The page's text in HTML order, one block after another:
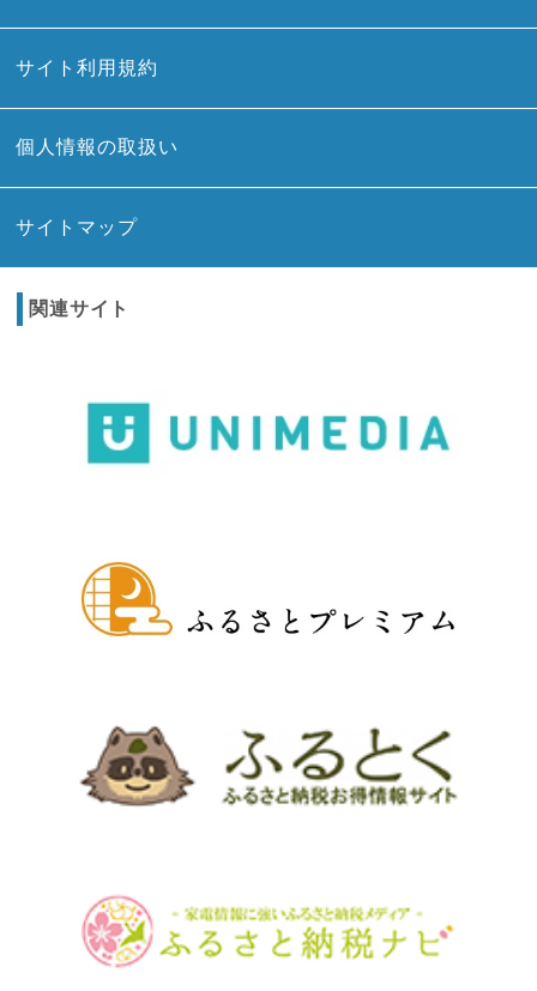
サイト利用規約
個人情報の取扱い
サイトマップ
関連サイト